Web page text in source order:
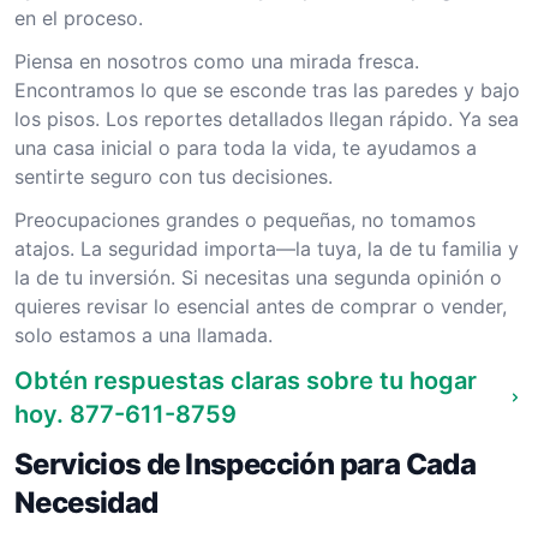
en el proceso.
Piensa en nosotros como una mirada fresca.
Encontramos lo que se esconde tras las paredes y bajo
los pisos. Los reportes detallados llegan rápido. Ya sea
una casa inicial o para toda la vida, te ayudamos a
sentirte seguro con tus decisiones.
Preocupaciones grandes o pequeñas, no tomamos
atajos. La seguridad importa—la tuya, la de tu familia y
la de tu inversión. Si necesitas una segunda opinión o
quieres revisar lo esencial antes de comprar o vender,
solo estamos a una llamada.
Obtén respuestas claras sobre tu hogar
hoy. 877-611-8759
Servicios de Inspección para Cada
Necesidad